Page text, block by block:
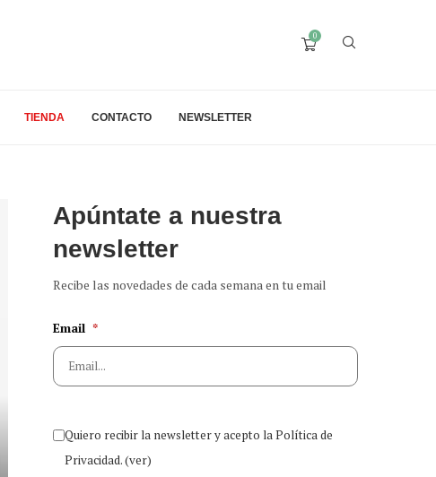
0
TIENDA CONTACTO NEWSLETTER
Apúntate a nuestra
newsletter
Recibe las novedades de cada semana en tu email
Email *
Quiero recibir la newsletter y acepto la Política de
Privacidad.(ver)